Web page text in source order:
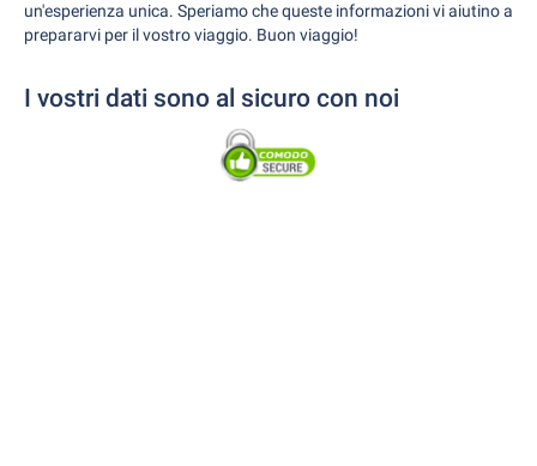
un'esperienza unica. Speriamo che queste informazioni vi aiutino a
prepararvi per il vostro viaggio. Buon viaggio!
I vostri dati sono al sicuro con noi